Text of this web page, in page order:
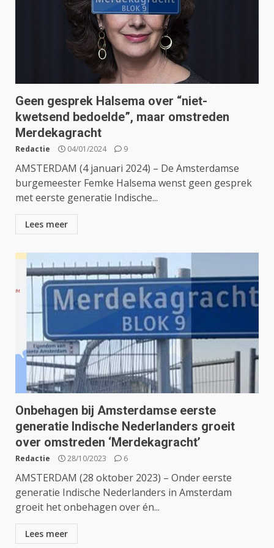
Geen gesprek Halsema over “niet-
kwetsend bedoelde”, maar omstreden
Merdekagracht
Redactie 04/01/2024 9
AMSTERDAM (4 januari 2024) – De Amsterdamse
burgemeester Femke Halsema wenst geen gesprek
met eerste generatie Indische...
Lees meer
Onbehagen bij Amsterdamse eerste
generatie Indische Nederlanders groeit
over omstreden ‘Merdekagracht’
Redactie 28/10/2023 6
AMSTERDAM (28 oktober 2023) – Onder eerste
generatie Indische Nederlanders in Amsterdam
groeit het onbehagen over én...
Lees meer